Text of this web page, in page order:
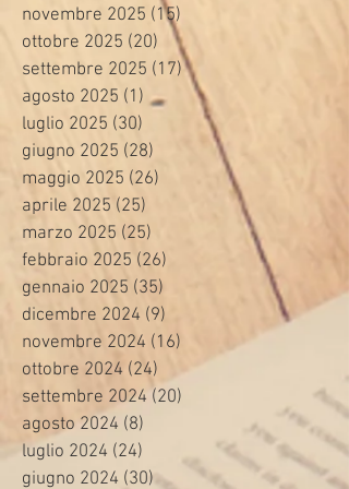
novembre 2025 (15)
ottobre 2025 (20) 20 post
settembre 2025 (17)17 post
agosto 2025 (1) 1 post
luglio 2025 (30)
giugno 2025 (28)
maggio 2025 (26)
aprile 2025 (25)
marzo 2025 (25)
febbraio 2025 (26)
gennaio 2025 (35)
dicembre 2024 (9)
novembre 2024 (16)
ottobre 2024 (24) 24 post
settembre 2024 (20)
agosto 2024 (8)
luglio 2024 (24)
giugno 2024 (30)30 post